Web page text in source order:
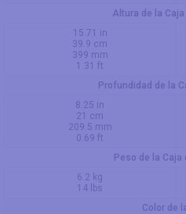
Altura de la
15.71 in
39.9 cm
399 mm
1.31 ft
Profundidad de la
8.25 in
21 cm
209.5 mm
0.69 ft
Peso de la Caja
6.2 kg
14 lbs
Color de